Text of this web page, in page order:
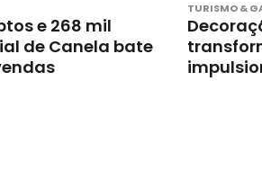
e 268 mil
de Canela bate
TURISMO &